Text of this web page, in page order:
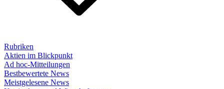
Rubriken
Aktien im Blickpunkt
Ad hoc-Mitteilungen
Bestbewertete News
Meistgelesene News